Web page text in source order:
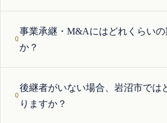
事業承継・M&Aにはどれくらい
か？
後継者がいない場合、岩沼市では
りますか？